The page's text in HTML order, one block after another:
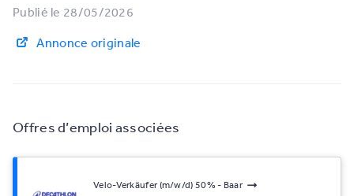
Offres d’emploi associées
Velo-Verkäufer (m/w/d) 50% - Baar
Publié le 28/05/2026
Annonce originale